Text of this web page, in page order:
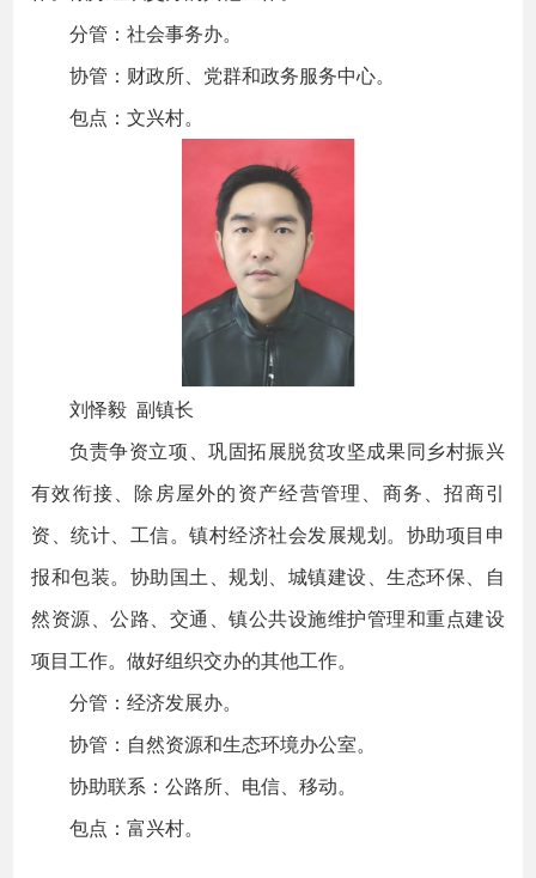
分管：社会事务办。
协管：财政所、党群和政务服务中心。
包点：文兴村。
刘怿毅 副镇长
负责争资立项、巩固拓展脱贫攻坚成果同乡村振兴
有效衔接、除房屋外的资产经营管理、商务、招商引
资、统计、工信。镇村经济社会发展规划。协助项目申
报和包装。协助国土、规划、城镇建设、生态环保、自
然资源、公路、交通、镇公共设施维护管理和重点建设
项目工作。做好组织交办的其他工作。
分管：经济发展办。
协管：自然资源和生态环境办公室。
协助联系：公路所、电信、移动。
包点：富兴村。